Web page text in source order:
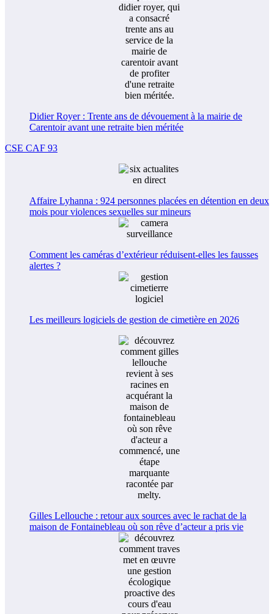
Didier Royer : Trente ans de dévouement à la mairie de
Carentoir avant une retraite bien méritée
CSE CAF 93
Affaire Lyhanna : 924 personnes placées en détention en deux
mois pour violences sexuelles sur mineurs
Comment les caméras d’extérieur réduisent-elles les fausses
alertes ?
Les meilleurs logiciels de gestion de cimetière en 2026
Gilles Lellouche : retour aux sources avec le rachat de la
maison de Fontainebleau où son rêve d’acteur a pris vie